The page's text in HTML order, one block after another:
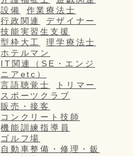
設備
作業療法士
行政関連
デザイナー
技能実習生支援
型枠大工
理学療法士
ホテルマン
IT関連（SE・エンジ
ニアetc）
言語聴覚士
トリマー
スポーツクラブ
販売・接客
コンクリート技師
機能訓練指導員
ゴルフ場
自動車整備・修理・鈑